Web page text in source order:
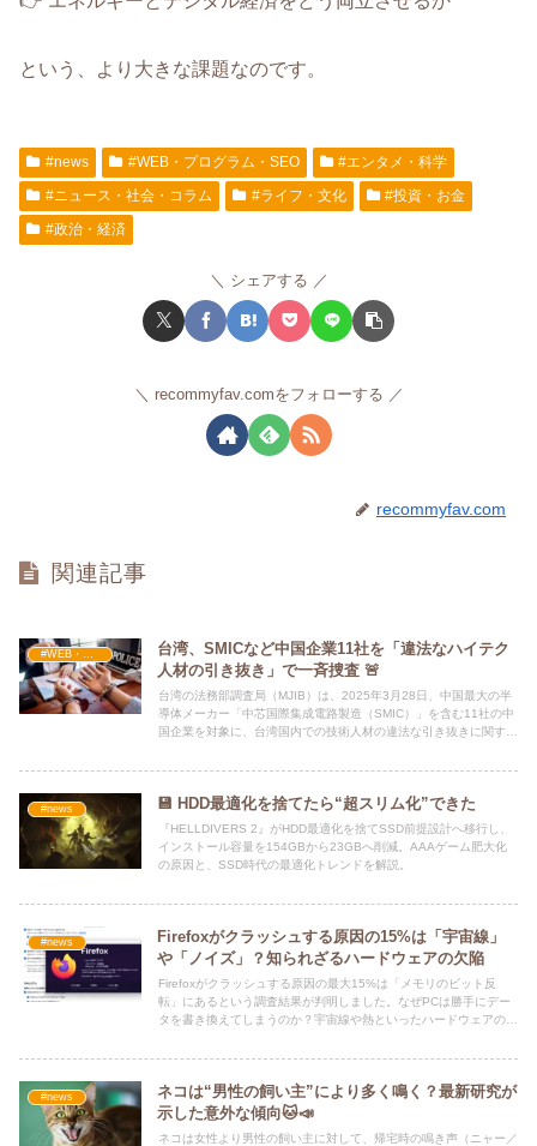
という、より大きな課題なのです。
#news #WEB・プログラム・SEO
#エンタメ・科学
#ニュース・社会・コラム
#ライフ・文化
#投資・お金
#政治・経済
シェアする
recommyfav.comをフォローする
recommyfav.com
関連記事
#WEB・プログラム・SEO
台湾、SMICなど中国企業11社を「違法なハイテク
人材の引き抜き」で一斉捜査 🚨
台湾の法務部調査局（MJIB）は、2025年3月28日、中国最大の半
導体メーカー「中芯国際集成電路製造（SMIC）」を含む11社の中
国企業を対象に、台湾国内での技術人材の違法な引き抜きに関する
#news 💾 HDD最適化を捨てたら“超スリム化”できた
『HELLDIVERS 2』がHDD最適化を捨てSSD前提設計へ移行し、
インストール容量を154GBから23GBへ削減。AAAゲーム肥大化
の原因と、SSD時代の最適化トレンドを解説。
#news
Firefoxがクラッシュする原因の15%は「宇宙線」
や「ノイズ」？知られざるハードウェアの欠陥
Firefoxがクラッシュする原因の最大15%は「メモリのビット反
転」にあるという調査結果が判明しました。なぜPCは勝手にデー
タを書き換えてしまうのか？宇宙線や熱といったハードウェアの欠
#news
ネコは“男性の飼い主”により多く鳴く？最新研究が
示した意外な傾向🐱📣
ネコは女性より男性の飼い主に対して、帰宅時の鳴き声（ニャー／